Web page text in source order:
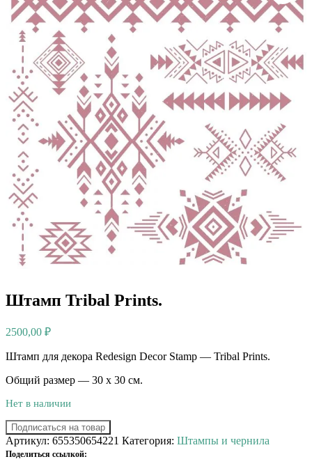
Штамп Tribal Prints.
2500,00 ₽
Штамп для декора Redesign Decor Stamp — Tribal Prints.
Общий размер — 30 х 30 см.
Нет в наличии
Подписаться на товар
Артикул: 655350654221 Категория: Штампы и чернила
Поделиться ссылкой: